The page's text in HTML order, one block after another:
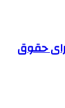
برای حقوق